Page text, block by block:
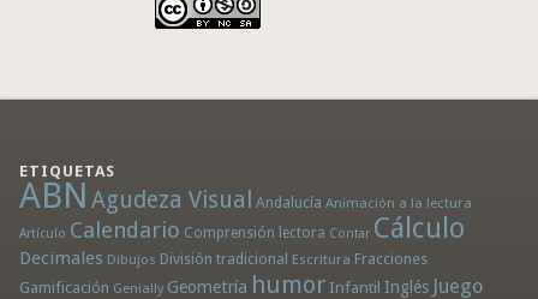
ETIQUETAS
ABN Agudeza Visual Andalucía Animación a la lectura
Artículo Calendario Comprensión lectora Contar Cálculo
Decimales Dibujos División tradicional Escritura Fracciones
Gamificación Genially Geometría humor Infantil Inglés Juego